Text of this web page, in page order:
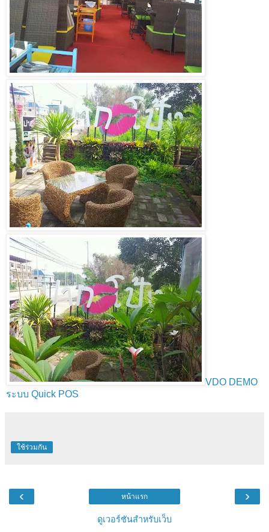
VDO DEMO
ระบบ Quick POS
ใช้ร่วมกัน
‹ ›
หน้าแรก
ดูเวอร์ชันสำหรับเว็บ